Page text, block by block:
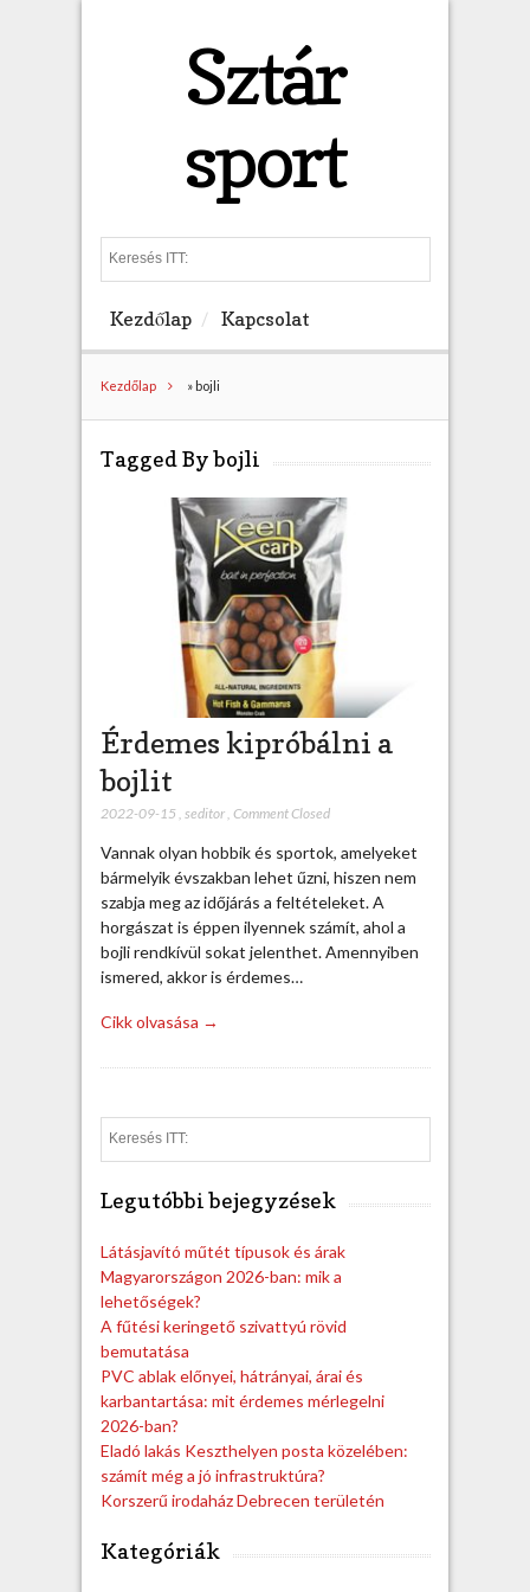
Sztár
sport
e
h
Kezdőlap Kapcsolat
Kezdőlap » bojli
Tagged By bojli
Érdemes kipróbálni a
bojlit
2022-09-15 seditor, Comment Closed
Vannak olyan hobbik és sportok, amelyeket
bármelyik évszakban lehet űzni, hiszen nem
szabja meg az időjárás a feltételeket. A
horgászat is éppen ilyennek számít, ahol a
bojli rendkívül sokat jelenthet. Amennyiben
ismered, akkor is érdemes…
Cikk olvasása →
e
Legutóbbi bejegyzések
Látásjavító műtét típusok és árak
Magyarországon 2026-ban: mik a
lehetőségek?
A fűtési keringető szivattyú rövid
bemutatása
PVC ablak előnyei, hátrányai, árai és
karbantartása: mit érdemes mérlegelni
2026-ban?
Eladó lakás Keszthelyen posta közelében:
számít még a jó infrastruktúra?
Korszerű irodaház Debrecen területén
Kategóriák